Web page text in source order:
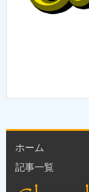
ホーム
記事一覧